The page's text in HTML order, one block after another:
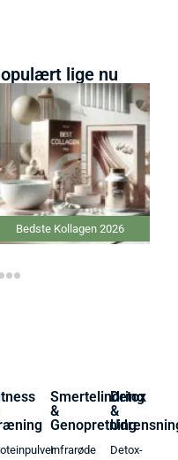
lige nu
Bedste Kollagen 2026
Smertelindring
&
Genopretning
Infrarøde
Detox
&
Detox-